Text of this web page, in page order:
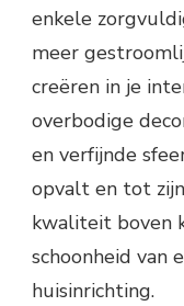
enkele
meer
creëren in je
overbodige
en verfijnde
opvalt en tot
kwaliteit boven
schoonheid van
huisinrichting.